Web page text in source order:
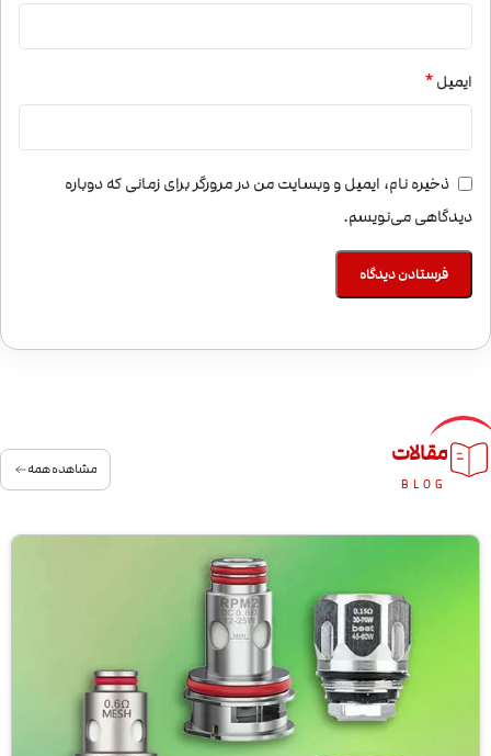
ایمیل*
ذخیره نام، ایمیل و وبسایت من در مرورگر برای زمانی که دوباره
دیدگاهی می‌نویسم.
مقالات
BLOG
مشاهده همه